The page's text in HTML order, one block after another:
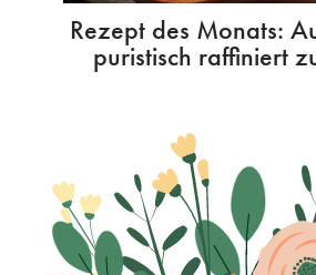
Rezept des Monats:
puristisch raffiniert